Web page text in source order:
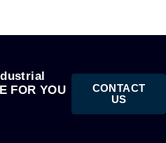
FOR YOU
CONTACT
US